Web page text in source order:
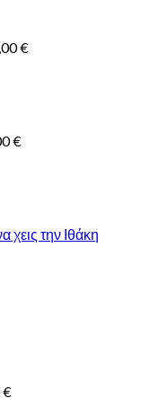
€
€
χεις την Ιθάκη
€